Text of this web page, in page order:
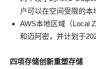
户可以在空间受限的本
AWS本地区域（Local
和迈阿密，并计划于
四项存储创新重塑存储